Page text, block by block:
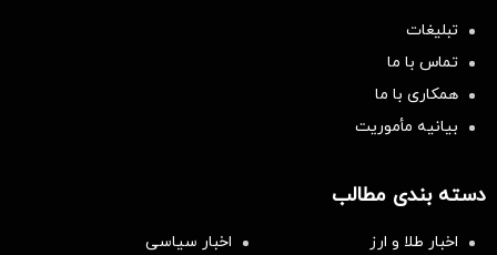
تبلیغات
تماس با ما
همکاری با ما
بیانیه مأموریت
دسته بندی مطالب
اخبار طلا و ارز
اخبار سیاسی